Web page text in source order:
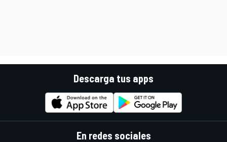
Descarga tus apps
En redes sociales